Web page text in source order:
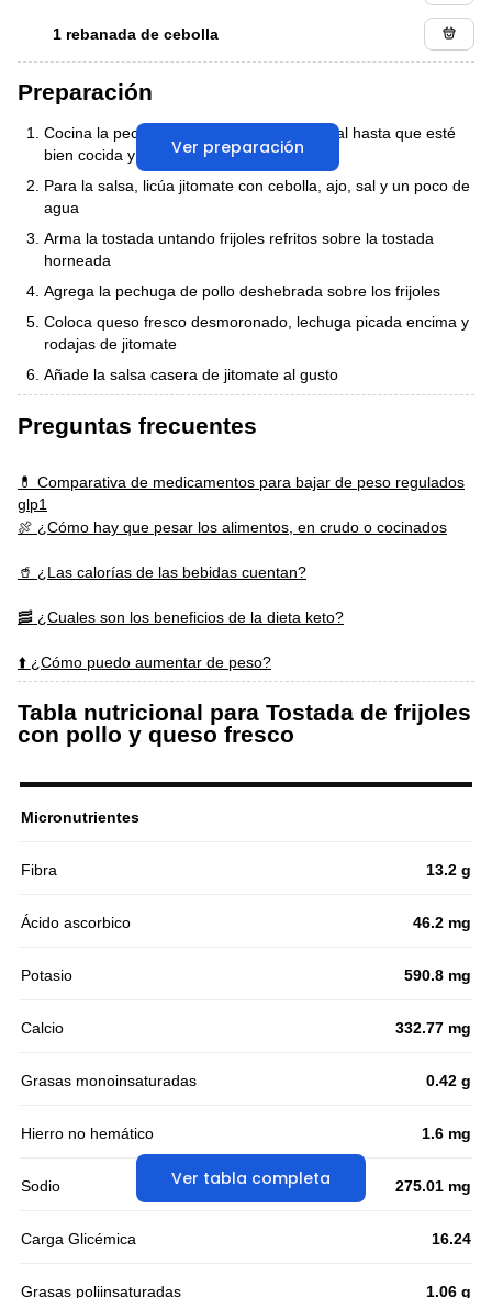
1 rebanada de cebolla
Ver preparación
Preparación
Cocina la pechuga de pollo en agua con sal hasta que esté
bien cocida y deshebra
Para la salsa, licúa jitomate con cebolla, ajo, sal y un poco de
agua
Arma la tostada untando frijoles refritos sobre la tostada
horneada
Agrega la pechuga de pollo deshebrada sobre los frijoles
Coloca queso fresco desmoronado, lechuga picada encima y
rodajas de jitomate
Añade la salsa casera de jitomate al gusto
Preguntas frecuentes
💊 Comparativa de medicamentos para bajar de peso regulados
glp1
🍖 ¿Cómo hay que pesar los alimentos, en crudo o cocinados
🥤 ¿Las calorías de las bebidas cuentan?
🥓 ¿Cuales son los beneficios de la dieta keto?
⬆️ ¿Cómo puedo aumentar de peso?
Tabla nutricional para Tostada de frijoles
con pollo y queso fresco
Ver tabla completa
Micronutrientes
Fibra 13.2 g
Ácido ascorbico 46.2 mg
Potasio 590.8 mg
Calcio 332.77 mg
Grasas monoinsaturadas 0.42 g
Hierro no hemático 1.6 mg
Sodio 275.01 mg
Carga Glicémica 16.24
Grasas poliinsaturadas 1.06 g